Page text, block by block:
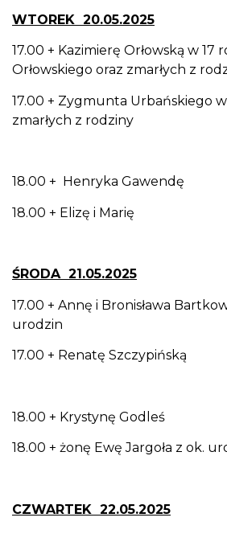
WTOREK 20.05.2025
17.00 + Kazimierę Orłowską w 17
Orłowskiego oraz zmarłych z
17.00 + Zygmunta Urbańskiego w
zmarłych z rodziny
18.00 + Henryka Gawendę
18.00 + Elizę i Marię
ŚRODA 21.05.2025
17.00 + Annę i Bronisława
urodzin
17.00 + Renatę Szczypińską
18.00 + Krystynę Godleś
18.00 + żonę Ewę Jargoła z ok.
CZWARTEK 22.05.2025